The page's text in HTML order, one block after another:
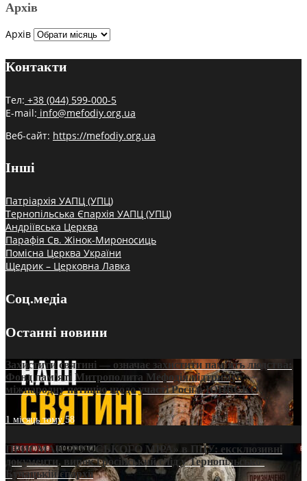
Архів
Архів
Контакти
Тел: +38 (044) 599-000-5
E-mail: info@mefodiy.org.ua
Веб-сайт: https://mefodiy.org.ua
Інші
Патріархія УАПЦ (УПЦ)
Тернопільська Єпархія УАПЦ (УПЦ)
Андріївська Церква
Парафія Св. Жінок-Мироносиць
Помісна Церква України
Щедрик – Церковна Лавка
Соц.медіа
Останні новини
Захистити святині — означає захистити пам’ять людства:
Фонд пам’яті Митрополита Мефодія підтримує
міжнародну петицію щодо участі Росії в ЮНЕСКО
1 місяць тому58
ПРИСМАК «РУССЬКОГО МІРА» в ПЦУ: ексклюзивні
документи, вирок і російський слід у Тернопільсько-
Бучацькій єпархії